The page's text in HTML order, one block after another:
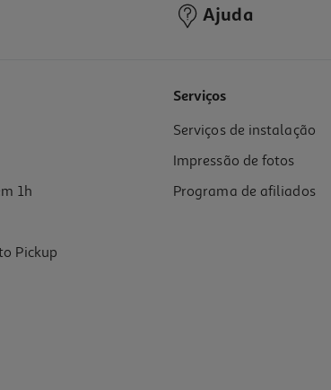
Ajuda
1h
Pickup
Serviços
Serviços de instalação
Impressão de fotos
Programa de afiliados